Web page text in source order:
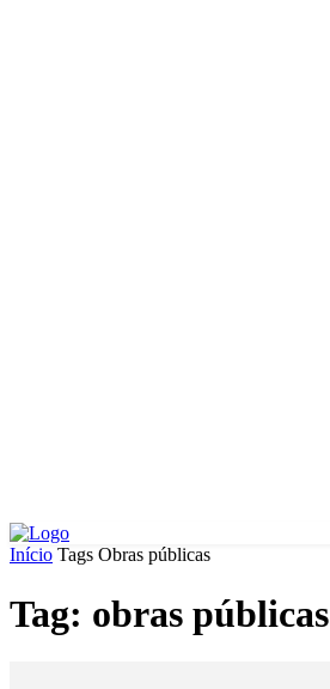
Início Tags Obras públicas
Tag: obras públicas